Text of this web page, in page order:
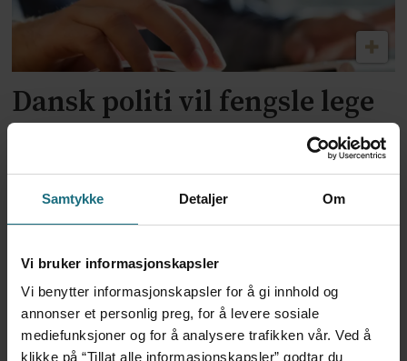
Samtykke Detaljer Om
Vi bruker informasjonskapsler
Vi benytter informasjonskapsler for å gi innhold og
annonser et personlig preg, for å levere sosiale
mediefunksjoner og for å analysere trafikken vår. Ved å
klikke på “Tillat alle informasjonskapsler” godtar du
Dansk politi vil fengsle lege
for utskrivning av store
mengder Ozempic